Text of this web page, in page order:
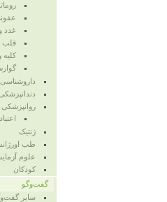
غدد
قلب
دندانپزشکی
روانپزشکی
اعتیاد
ژنتیک
طب
علوم
کودکان
گفت‌وگو
سایر